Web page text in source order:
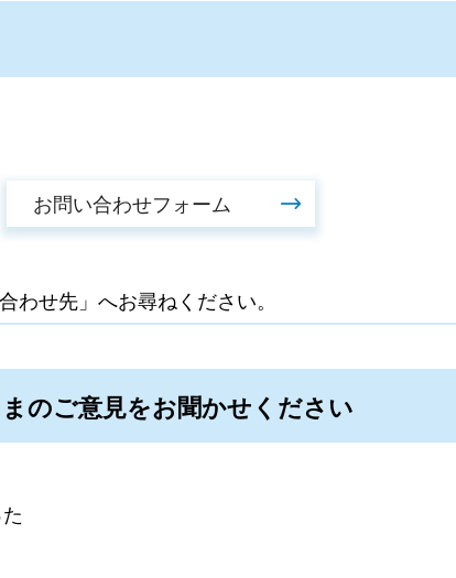
わせ先」へお尋ねください。
のご意見をお聞かせください